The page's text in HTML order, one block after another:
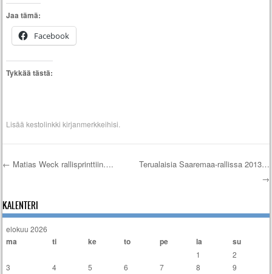
Jaa tämä:
Facebook
Tykkää tästä:
Lisääkestolinkki kirjanmerkkeihisi.
← Matias Weck rallisprinttiin….
Terualaisia Saaremaa-rallissa 2013…
→
KALENTERI
elokuu 2026
ma ti ke to pe la su
1
2
3
4 5 6 7 8
9